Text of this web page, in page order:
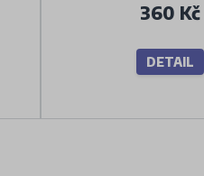
360 Kč
DETAIL